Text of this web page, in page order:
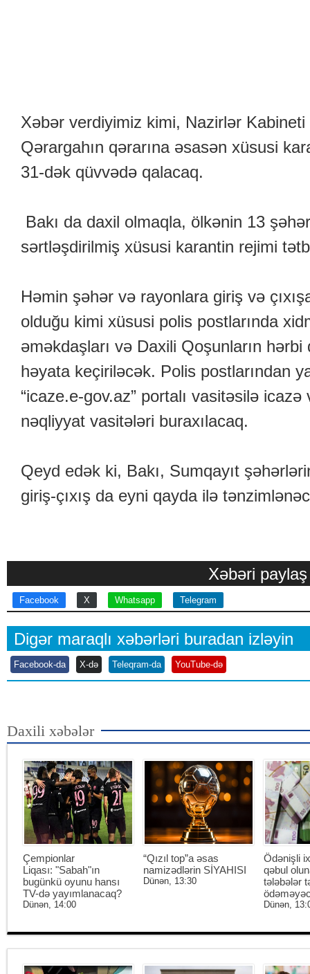
Xəbər verdiyimiz kimi, Nazirlər Kabineti
Qərargahın qərarına əsasən xüsusi
31-dək qüvvədə qalacaq.
Bakı da daxil olmaqla, ölkənin 13
sərtləşdirilmiş xüsusi karantin rejimi
Həmin şəhər və rayonlara giriş və
olduğu kimi xüsusi polis postlarında
əməkdaşları və Daxili Qoşunların hərbi
həyata keçiriləcək. Polis postlarından
“icaze.e-gov.az” portalı vasitəsilə
nəqliyyat vasitələri buraxılacaq.
Qeyd edək ki, Bakı, Sumqayıt
giriş-çıxış da eyni qayda ilə
Xəbəri paylaş
Facebook X Whatsapp Telegram
Digər maraqlı xəbərləri buradan izləyin
Facebook-da X-də Teleqram-da YouTube-də
Daxili xəbələr
Çempionlar
Liqası: "Sabah"ın
bugünkü oyunu hansı
TV-də yayımlanacaq?
Dünən, 14:00
“Qızıl top”a əsas
namizədlərin SİYAHISI
Dünən, 13:30
Ödənişli
qəbul
tələbələr
Dünən,